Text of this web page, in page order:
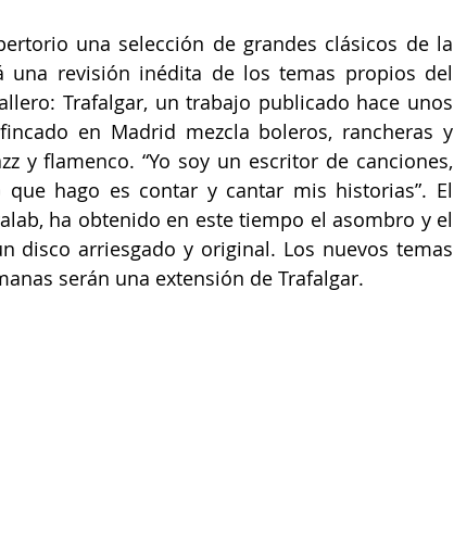
una selección de grandes clásicos de la
una revisión inédita de los temas propios del
Trafalgar, un trabajo publicado hace unos
en Madrid mezcla boleros, rancheras y
y flamenco. “Yo soy un escritor de canciones,
hago es contar y cantar mis historias”. El
ha obtenido en este tiempo el asombro y el
disco arriesgado y original. Los nuevos temas
serán una extensión de Trafalgar.